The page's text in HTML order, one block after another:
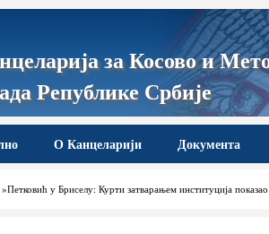
за Косово и
Републике Србије
О Канцеларији Документа
»Петковић у Бриселу: Курти затварањем институција